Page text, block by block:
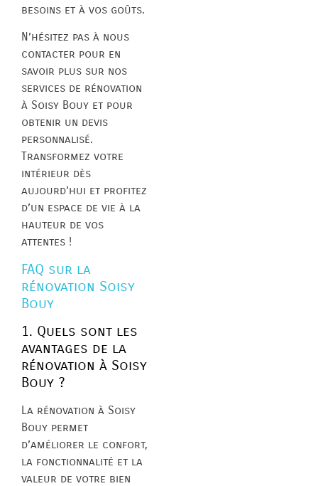
besoins et à vos goûts.
N’hésitez pas à nous
contacter pour en
savoir plus sur nos
services de rénovation
à Soisy Bouy et pour
obtenir un devis
personnalisé.
Transformez votre
intérieur dès
aujourd’hui et profitez
d’un espace de vie à la
hauteur de vos
attentes !
FAQ sur la
rénovation Soisy
Bouy
1. Quels sont les
avantages de la
rénovation à Soisy
Bouy ?
La rénovation à Soisy
Bouy permet
d’améliorer le confort,
la fonctionnalité et la
valeur de votre bien